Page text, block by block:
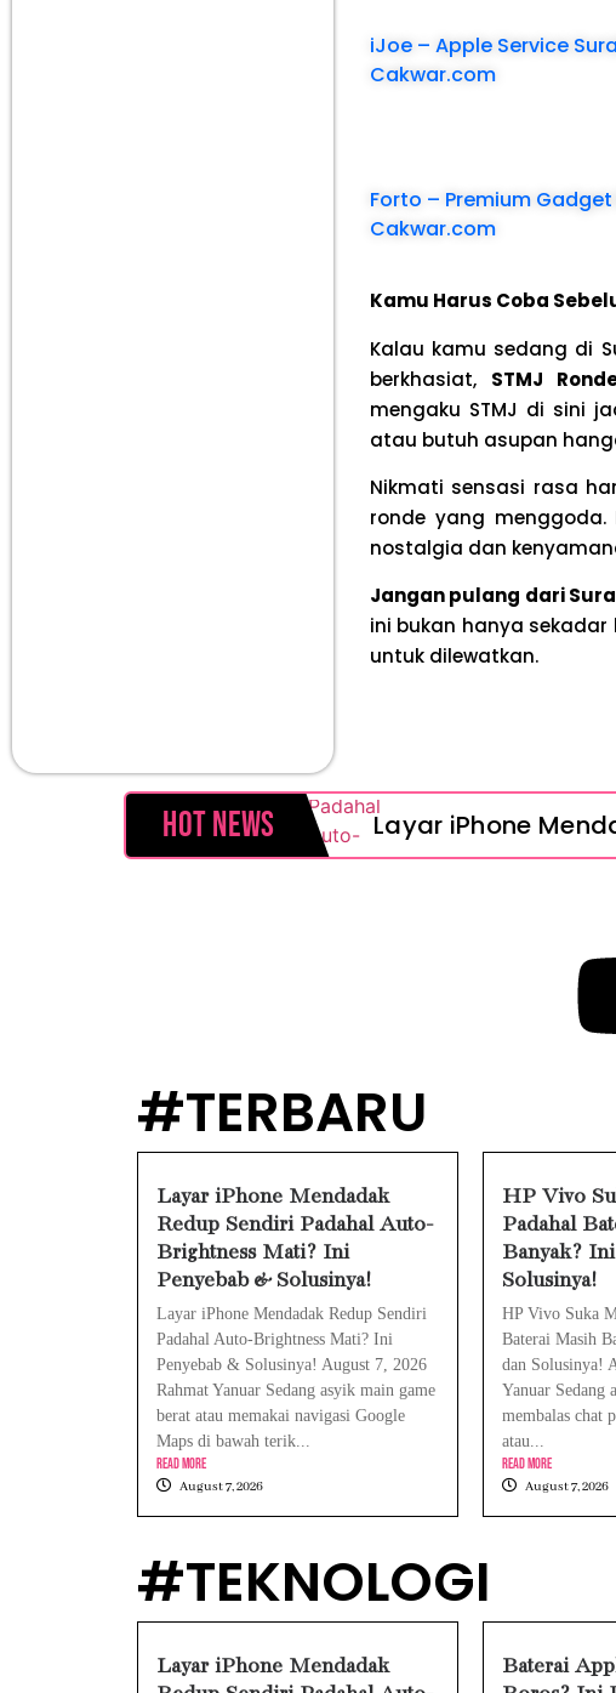
iJoe – Apple Service
Cakwar.com
Forto – Premium
Cakwar.com
Kamu Harus Coba
Kalau kamu sedang di
berkhasiat, STMJ
mengaku STMJ di sini
atau butuh asupan
Nikmati sensasi rasa
ronde yang
nostalgia dan
Jangan pulang dari
ini bukan hanya
untuk dilewatkan.
Hot News
HP Infinix Stuck di
PWI Jaya
Prabowo Sebut
Febrie Adriansyah
Baterai Apple
HP Huawei
#TERBARU
Layar iPhone Mendadak
Redup Sendiri Padahal Auto-
Brightness Mati? Ini
Penyebab & Solusinya!
Layar iPhone Mendadak Redup Sendiri
Padahal Auto-Brightness Mati? Ini
Penyebab & Solusinya! August 7, 2026
Rahmat Yanuar Sedang asyik main game
berat atau memakai navigasi Google
Maps di bawah terik...
Read More
August 7, 2026
HP Vivo
Padahal
Banyak?
Solusinya!
HP Vivo Suka
Baterai Masih
dan Solusinya!
Yanuar Sedang
membalas chat
atau...
Read More
August 7, 2026
#TEKNOLOGI
Layar iPhone Mendadak
Baterai